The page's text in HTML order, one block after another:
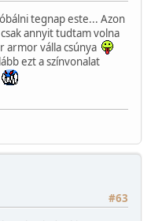
tegnap este... Azon
annyit tudtam volna
armor válla csúnya
ezt a színvonalat
#63